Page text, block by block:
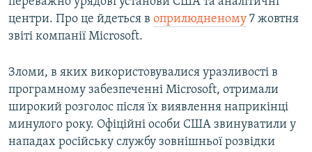
центри. Про це йдеться в оприлюдненому 7 жовтня
звіті компанії Microsoft.
Зломи, в яких використовувалися уразливості в
програмному забезпеченні Microsoft, отримали
широкий розголос після їх виявлення наприкінці
минулого року. Офіційні особи США звинуватили у
нападах російську службу зовнішньої розвідки